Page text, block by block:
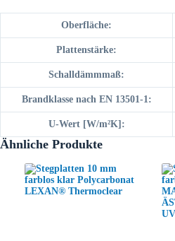
Oberfläche:
Plattenstärke:
Schalldämmmaß:
Brandklasse nach EN 13501-1:
U-Wert [W/m²K]:
Ähnliche Produkte